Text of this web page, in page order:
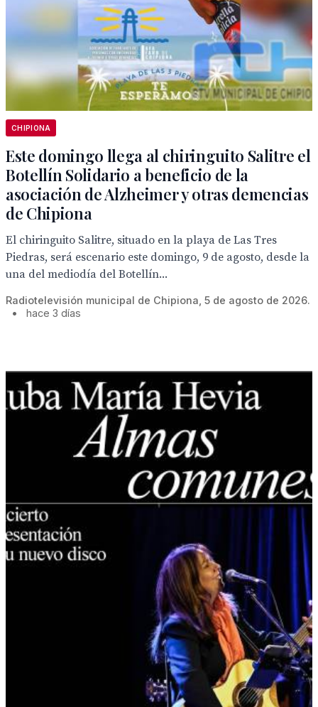
CHIPIONA
Este domingo llega al chiringuito Salitre el
Botellín Solidario a beneficio de la
asociación de Alzheimer y otras demencias
de Chipiona
El chiringuito Salitre, situado en la playa de Las Tres
Piedras, será escenario este domingo, 9 de agosto, desde la
una del mediodía del Botellín...
Radiotelevisión municipal de Chipiona, 5 de agosto de 2026.
•
hace 3 días